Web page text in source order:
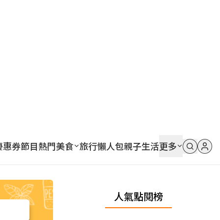
惠券節目熱門美食 旅行懶人包親子生活更多
人氣點閱榜